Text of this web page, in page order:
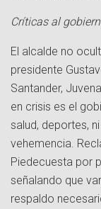
Críticas al
El alcalde no
presidente
Santander,
en crisis es el
salud, deportes,
vehemencia.
Piedecuesta por
señalando que
respaldo